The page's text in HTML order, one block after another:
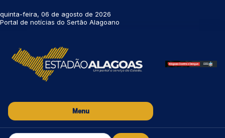
quinta-feira, 06 de agosto de 2026
Portal de notícias do Sertão Alagoano
Menu